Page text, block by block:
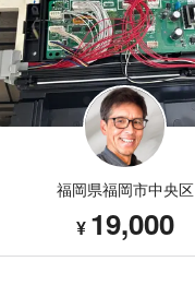
福岡県福岡市中央区
¥ 19,000